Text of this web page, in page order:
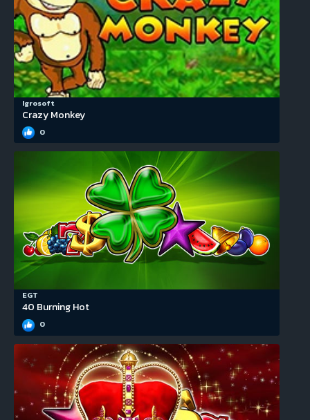
Igrosoft
Crazy Monkey
0
EGT
40 Burning Hot
0